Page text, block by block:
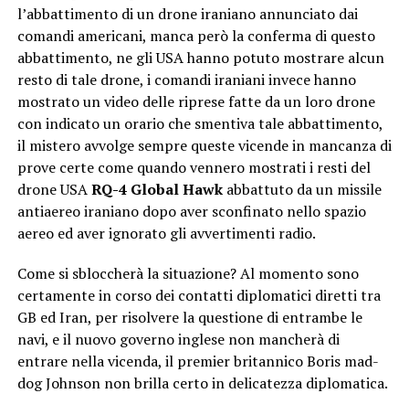
l’abbattimento di un drone iraniano annunciato dai
comandi americani, manca però la conferma di questo
abbattimento, ne gli USA hanno potuto mostrare alcun
resto di tale drone, i comandi iraniani invece hanno
mostrato un video delle riprese fatte da un loro drone
con indicato un orario che smentiva tale abbattimento,
il mistero avvolge sempre queste vicende in mancanza di
prove certe come quando vennero mostrati i resti del
drone USARQ-4 Global Hawkabbattuto da un missile
antiaereo iraniano dopo aver sconfinato nello spazio
aereo ed aver ignorato gli avvertimenti radio.
Come si sbloccherà la situazione? Al momento sono
certamente in corso dei contatti diplomatici diretti tra
GB ed Iran, per risolvere la questione di entrambe le
navi, e il nuovo governo inglese non mancherà di
entrare nella vicenda, il premier britannico Boris mad-
dog Johnson non brilla certo in delicatezza diplomatica.